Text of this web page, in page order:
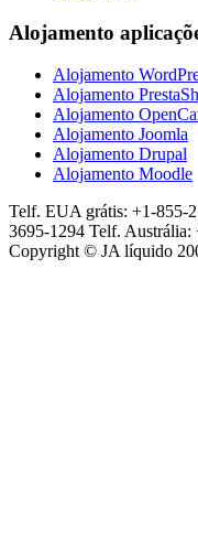
Alojamento
Alojamento
Alojamento
Alojamento
Alojamento Joomla
Alojamento Drupal
Alojamento Moodle
Telf. EUA grátis: +1-855-
3695-1294 Telf. Austrália:
Copyright © JA líquido